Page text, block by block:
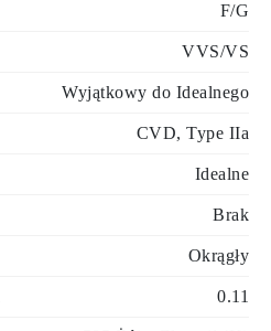
F/G
VVS/VS
Wyjątkowy do Idealnego
CVD, Type IIa
Idealne
Brak
Okrągły
0.11